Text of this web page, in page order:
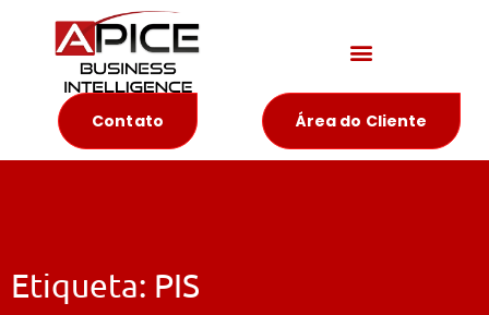
Contato Área do Cliente
Etiqueta: PIS